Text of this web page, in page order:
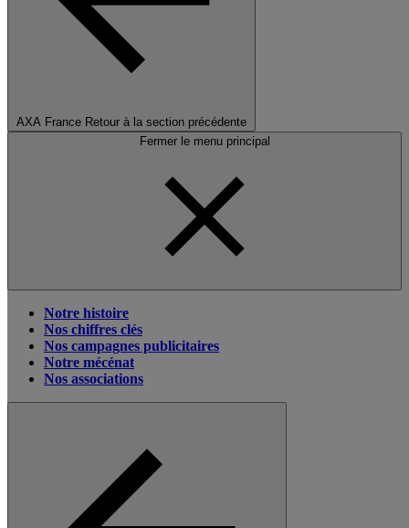
AXA France Retour à la section précédente
Fermer le menu principal
Notre histoire
Nos chiffres clés
Nos campagnes publicitaires
Notre mécénat
Nos associations